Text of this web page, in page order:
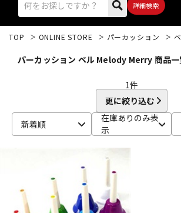
詳細検索
ドラム
TOP ONLINE STORE パーカッション
パーカッション ベル Melody Merry 商品一
1件
更に絞り込む
新着順
在庫ありのみ表
示